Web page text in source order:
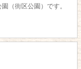
（街区公園）です。